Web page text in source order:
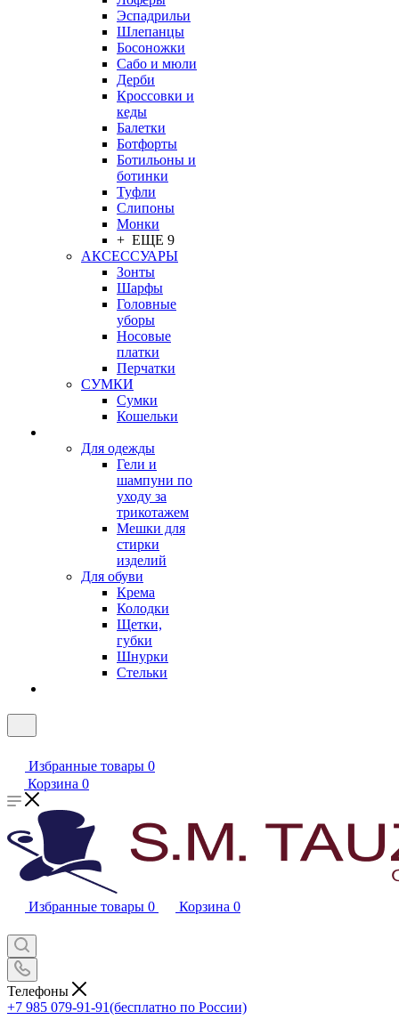
Эспадрильи
Шлепанцы
Босоножки
Сабо и мюли
Дерби
Кроссовки и
кеды
Балетки
Ботфорты
Ботильоны и
ботинки
Туфли
Слипоны
Монки
+ ЕЩЕ 9
АКСЕССУАРЫ
Зонты
Шарфы
Головные
уборы
Носовые
платки
Перчатки
СУМКИ
Сумки
Кошельки
Для одежды
Гели и
шампуни по
уходу за
трикотажем
Мешки для
стирки
изделий
Для обуви
Крема
Колодки
Щетки,
губки
Шнурки
Стельки
Избранные товары 0
Корзина 0
Избранные товары 0 Корзина 0
Телефоны
+7 985 079-91-91(бесплатно по России)